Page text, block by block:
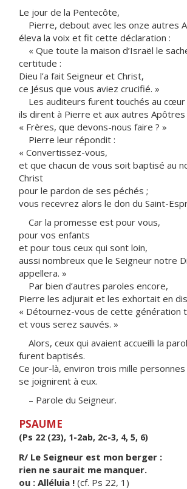
Le jour de la Pentecôte,
Pierre, debout avec les onze autres
éleva la voix et fit cette déclaration :
« Que toute la maison d’Israël le
certitude :
Dieu l’a fait Seigneur et Christ,
ce Jésus que vous aviez crucifié. »
Les auditeurs furent touchés au cœur
ils dirent à Pierre et aux autres Apôtres
« Frères, que devons-nous faire ? »
Pierre leur répondit :
« Convertissez-vous,
et que chacun de vous soit baptisé au
Christ
pour le pardon de ses péchés ;
vous recevrez alors le don du Saint-
Car la promesse est pour vous,
pour vos enfants
et pour tous ceux qui sont loin,
aussi nombreux que le Seigneur notre
appellera. »
Par bien d’autres paroles encore,
Pierre les adjurait et les exhortait en
« Détournez-vous de cette génération
et vous serez sauvés. »
Alors, ceux qui avaient accueilli la
furent baptisés.
Ce jour-là, environ trois mille personnes
se joignirent à eux.
– Parole du Seigneur.
PSAUME
(Ps 22 (23), 1-2ab, 2c-3, 4, 5, 6)
R/ Le Seigneur est mon berger :
rien ne saurait me manquer.
ou : Alléluia ! (cf. Ps 22, 1)